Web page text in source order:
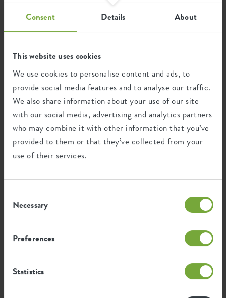
Consent Details About
This website uses cookies
We use cookies to personalise content and ads, to
provide social media features and to analyse our traffic.
We also share information about your use of our site
with our social media, advertising and analytics partners
who may combine it with other information that you’ve
provided to them or that they’ve collected from your
use of their services.
Selection
Necessary
Preferences
Statistics
zorgen genieten van meer groen in je leven.
SKU 3682206027000
Certificaten Garantie
99jaar
UV-beschermd
vorstbestendig
voor de productie van dit product